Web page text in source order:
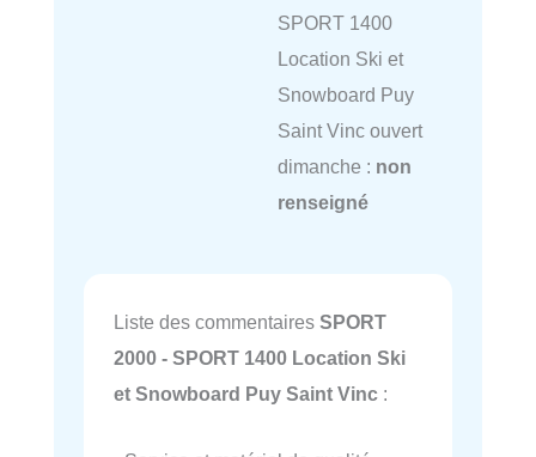
SPORT 1400
Location Ski et
Snowboard Puy
Saint Vinc ouvert
dimanche : non
renseigné
Liste des commentaires SPORT
2000 - SPORT 1400 Location Ski
et Snowboard Puy Saint Vinc :